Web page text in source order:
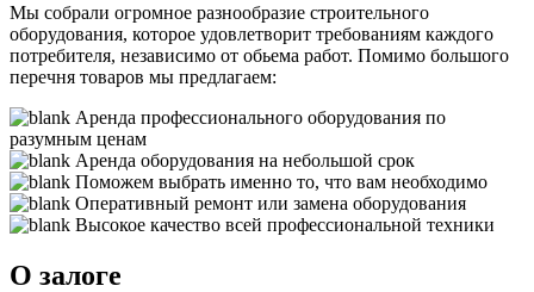
Мы собрали огромное разнообразие строительного
оборудования, которое удовлетворит требованиям каждого
потребителя, независимо от обьема работ. Помимо большого
перечня товаров мы предлагаем:
Аренда профессионального оборудования по
разумным ценам
Аренда оборудования на небольшой срок
Поможем выбрать именно то, что вам необходимо
Оперативный ремонт или замена оборудования
Высокое качество всей профессиональной техники
О залоге